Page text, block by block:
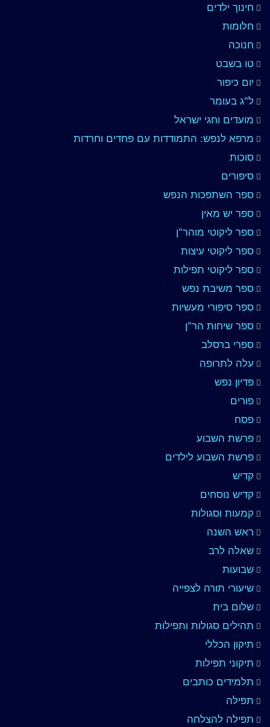
חינוך ילדים
חלומות
חנוכה
טו בשבט
יום כיפור
ל"ג בעומר
מועדים וחגי ישראל
מרפא לנפש: התמודדות עם פחדים וחרדות
סוכות
סיפורים
ספר השתפכות הנפש
ספר יש מאין
ספר ליקוטי מוהר"ן
ספר ליקוטי עיצות
ספר ליקוטי תפילות
ספר משיבת נפש
ספר סיפורי מעשיות
ספר שיחות הר"ן
ספרי ברסלב
עלה לתרופה
פדיון נפש
פורים
פסח
פרשת השבוע
פרשת השבוע לילדים
קדיש
קדיש נוסחים
קמעות וסגולות
ראש השנה
שאלה לרב
שבועות
שיעורי תורה לצפייה
שלום בית
תהילים סגולות ותפילות
תיקון הכללי
תיקוני תפילות
תלמידים כותבים
תפילה
תפילה להצלחה